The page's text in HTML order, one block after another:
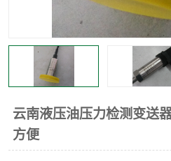
云南液压油压力检测变送
方便
温度显示控制仪表
流量计